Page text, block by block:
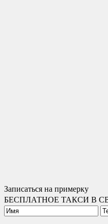
Записаться на примерку
БЕСПЛАТНОЕ ТАКСИ В